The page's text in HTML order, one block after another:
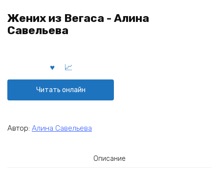
Жених из Вегаса - Алина
Савельева
Читать онлайн
Автор: Алина Савельева
Описание